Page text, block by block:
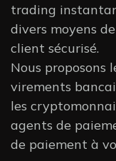
trading
divers moyens
client sécurisé.
Nous proposons
virements
les
agents de
de paiement à